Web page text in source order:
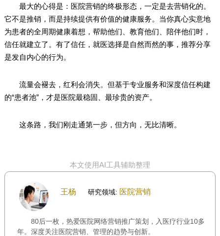
最大的心得是：医院营销的终极形态，一定是去营销化的。
它不是推销，而是持续提供有价值的健康服务。当你真心实意地
为患者的全周期健康着想，帮助他们、教育他们、陪伴他们时，
信任就建立了。有了信任，就医选择是自然而然的事，推荐分享
是发自内心的行为。
流量会褪去，红利会消失。但基于专业服务和深度信任构建
的“患者池”，才是医院最稳固、最珍贵的资产。
这条路，我们刚走通第一步，但方向，无比清晰。
本文使用AI工具辅助整理
王杨 研究领域: 医院营销
80后一枚，热爱医院网络营销推广策划，入医疗行业10多
年。深度关注医院营销、管理的趋势与创新。